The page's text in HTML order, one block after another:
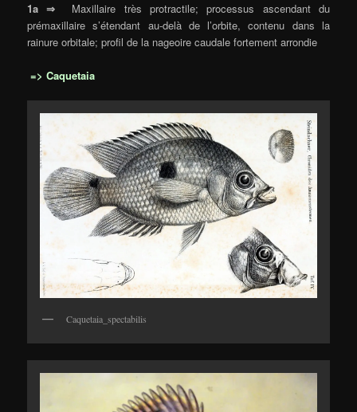
1a ⇒ Maxillaire très protractile; processus ascendant du
prémaxillaire s’étendant au-delà de l’orbite, contenu dans la
rainure orbitale; profil de la nageoire caudale fortement arrondie
=> Caquetaia
Caquetaia_spectabilis